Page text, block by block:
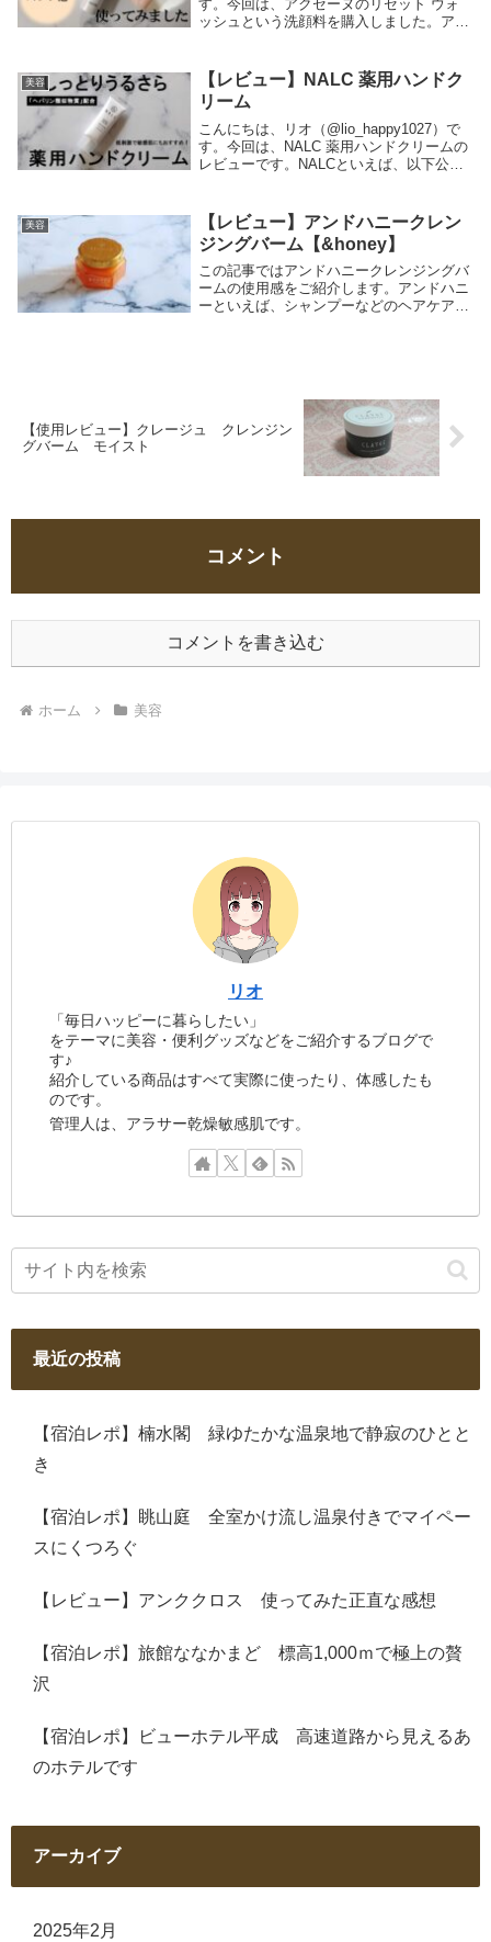
す。今回は、アクセーヌのリセット ウォ
ッシュという洗顔料を購入しました。アク
回は、オンラインショップで購入したの
で...
美容
【レビュー】NALC 薬用ハンドク
リーム
こんにちは、リオ（@lio_happy1027）で
す。今回は、NALC 薬用ハンドクリームの
レビューです。NALCといえば、以下公式
で着実に美に近づいていく”実力のある...
美容
【レビュー】アンドハニークレン
ジングバーム【&honey】
この記事ではアンドハニークレンジングバ
ームの使用感をご紹介します。アンドハニ
ーといえば、シャンプーなどのヘアケアア
【使用レビュー】クレージュ クレンジン
グバーム モイスト
コメント
コメントを書き込む
ホーム 美容
リオ
「毎日ハッピーに暮らしたい」
をテーマに美容・便利グッズなどをご紹介するブログで
す♪
紹介している商品はすべて実際に使ったり、体感したも
のです。
管理人は、アラサー乾燥敏感肌です。
最近の投稿
【宿泊レポ】楠水閣 緑ゆたかな温泉地で静寂のひとと
き
【宿泊レポ】眺山庭 全室かけ流し温泉付きでマイペー
スにくつろぐ
【レビュー】アンククロス 使ってみた正直な感想
【宿泊レポ】旅館ななかまど 標高1,000ｍで極上の贅
沢
【宿泊レポ】ビューホテル平成 高速道路から見えるあ
のホテルです
アーカイブ
2025年2月